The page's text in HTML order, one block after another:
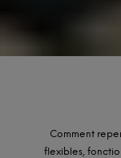
Comment
flexibles,